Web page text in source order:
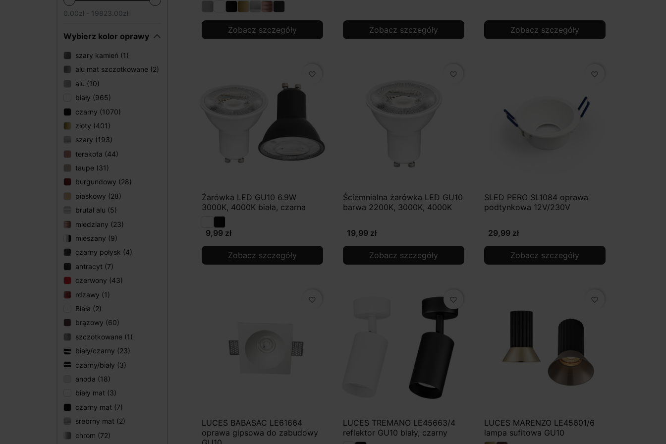
0.00zł - 19823.00zł
Wybierz kolor oprawy
szary kamień (1)
alu mat szczotkowane (2)
alu (10)
biały (965)
czarny (1070)
złoty (401)
szary (193)
terakota (44)
taupe (31)
burgundowy (28)
piaskowy (28)
brutal alu (5)
miedziany (23)
mieszany (9)
czarny połysk (4)
antracyt (7)
czerwony (43)
rdzawy (1)
Biała (2)
brązowy (60)
szczotkowane (1)
biały/czarny (23)
czarny/biały (3)
anoda (18)
biały mat (3)
czarny mat (7)
srebrny mat (2)
chrom (72)
Zobacz szczegóły Zobacz szczegóły Zobacz szczegóły
favorite_border
Żarówka LED GU10 6.9W
3000K, 4000K biała, czarna
9,99 zł
Zobacz szczegóły
favorite_border
Ściemnialna żarówka LED GU10
barwa 2200K, 3000K, 4000K
19,99 zł
Zobacz szczegóły
favorite_border
SLED PERO SL1084 oprawa
podtynkowa 12V/230V
29,99 zł
Zobacz szczegóły
favorite_border
LUCES BABASAC LE61664
oprawa gipsowa do zabudowy
favorite_border
LUCES TREMANO LE45663/4
reflektor GU10 biały, czarny
favorite_border
LUCES MARENZO LE45601/6
lampa sufitowa GU10